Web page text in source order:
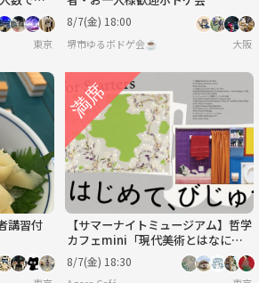
ランチ会
東京
8/7(金) 18:00
堺市ゆるボドゲ会☕️ 大阪
講習付
【サマーナイトミュージアム】哲学
カフェmini「現代美術とはなに
か」@東京現代美術館※年齢制限有
8/7(金) 18:30